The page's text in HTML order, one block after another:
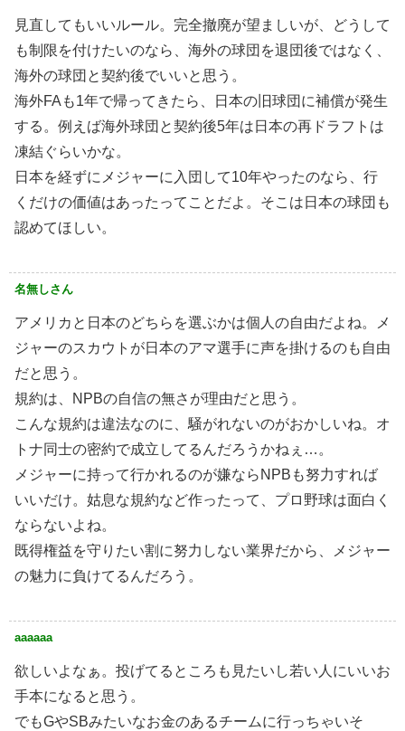
見直してもいいルール。完全撤廃が望ましいが、どうして
も制限を付けたいのなら、海外の球団を退団後ではなく、
海外の球団と契約後でいいと思う。
海外FAも1年で帰ってきたら、日本の旧球団に補償が発生
する。例えば海外球団と契約後5年は日本の再ドラフトは
凍結ぐらいかな。
日本を経ずにメジャーに入団して10年やったのなら、行
くだけの価値はあったってことだよ。そこは日本の球団も
認めてほしい。
名無しさん
アメリカと日本のどちらを選ぶかは個人の自由だよね。メ
ジャーのスカウトが日本のアマ選手に声を掛けるのも自由
だと思う。
規約は、NPBの自信の無さが理由だと思う。
こんな規約は違法なのに、騒がれないのがおかしいね。オ
トナ同士の密約で成立してるんだろうかねぇ…。
メジャーに持って行かれるのが嫌ならNPBも努力すれば
いいだけ。姑息な規約など作ったって、プロ野球は面白く
ならないよね。
既得権益を守りたい割に努力しない業界だから、メジャー
の魅力に負けてるんだろう。
aaaaaa
欲しいよなぁ。投げてるところも見たいし若い人にいいお
手本になると思う。
でもGやSBみたいなお金のあるチームに行っちゃいそ